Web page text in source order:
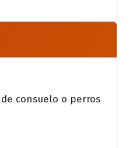
consuelo o perros